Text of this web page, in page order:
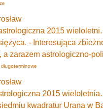
2015
- Interesująca
a zarazem astrologiczno-
2015
kwadratur Urana w